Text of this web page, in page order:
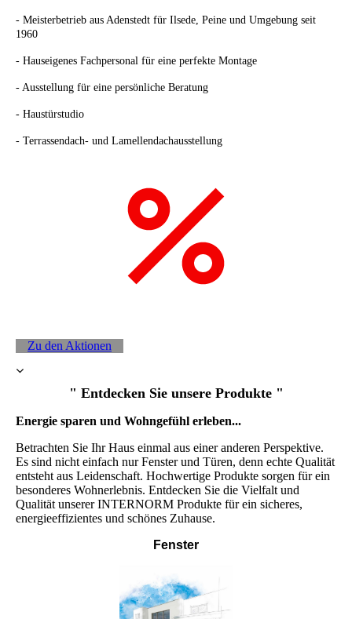
- Meisterbetrieb aus Adenstedt für Ilsede, Peine und Umgebung seit
1960
- Hauseigenes Fachpersonal für eine perfekte Montage
- Ausstellung für eine persönliche Beratung
- Haustürstudio
- Terrassendach- und Lamellendachausstellung
Zu den Aktionen
" Entdecken Sie unsere Produkte "
Energie sparen und Wohngefühl erleben...
Betrachten Sie Ihr Haus einmal aus einer anderen Perspektive.
Es sind nicht einfach nur Fenster und Türen, denn echte Qualität
entsteht aus Leidenschaft. Hochwertige Produkte sorgen für ein
besonderes Wohnerlebnis. Entdecken Sie die Vielfalt und
Qualität unserer INTERNORM Produkte für ein sicheres,
energieeffizientes und schönes Zuhause.
Fenster